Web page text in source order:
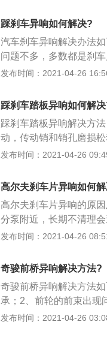
胶件的腐蚀和变质，损坏
鼓，使车速降低和静止
内部的活塞受到液压力
罐组成的。他们一头连
油，并有出油口和进油
踩刹车异响如何解决?
汽车刹车异响解决办法
问题不多，多数都是刹
声或者异响，建议楼主
资金允许，可以换刹车
3、也可能是刹车分泵
换个分泵就行。换分泵
发布时间：2021-04-26
踩刹车踏板异响如何解
踩刹车踏板异响解决方
动，传动销和销孔磨损
轴承与分离杠杆接触，
环时，可根据其声音的
动，还是与动盘总成的
发布时间：2021-04-26
高尔夫刹车片异响如何
高尔夫刹车片异响的原
分泵附近，长期不清理
路面时，部分颗粒物会
用酒精清洗，再用氮气细
发布时间：2021-04-26
奇骏前桥异响解决方法?
奇骏前桥异响解决方法
承；2、前轮的前束出现
转向节。
发布时间：2021-04-26